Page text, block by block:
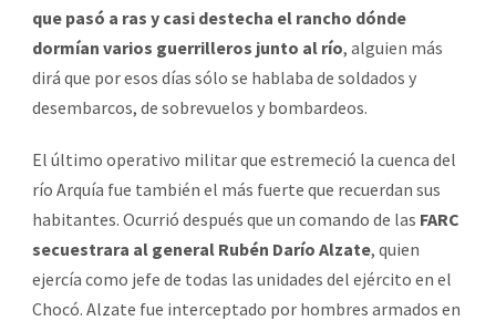
que pasó a ras y casi destecha el rancho dónde
dormían varios guerrilleros junto al río, alguien más
dirá que por esos días sólo se hablaba de soldados y
desembarcos, de sobrevuelos y bombardeos.
El último operativo militar que estremeció la cuenca del
río Arquía fue también el más fuerte que recuerdan sus
habitantes. Ocurrió después que un comando de las FARC
secuestrara al general Rubén Darío Alzate, quien
ejercía como jefe de todas las unidades del ejército en el
Chocó. Alzate fue interceptado por hombres armados en